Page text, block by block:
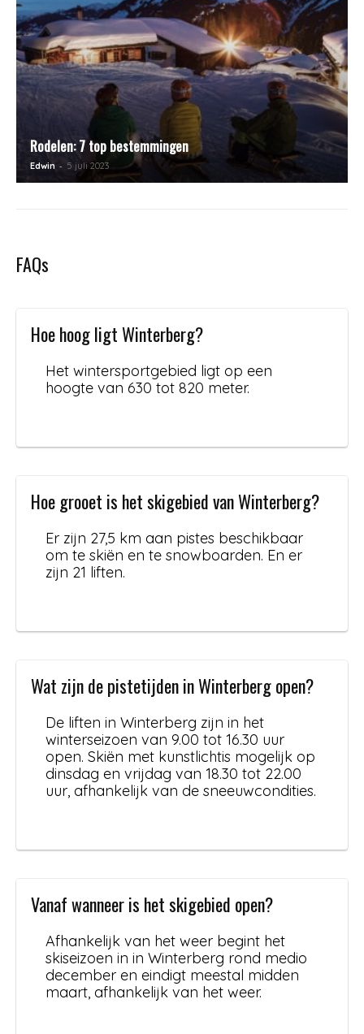
Rodelen: 7 top bestemmingen
Edwin - 5 juli 2023
FAQs
Hoe hoog ligt Winterberg?
Het wintersportgebied ligt op een
hoogte van 630 tot 820 meter.
Hoe grooet is het skigebied van Winterberg?
Er zijn 27,5 km aan pistes beschikbaar
om te skiën en te snowboarden. En er
zijn 21 liften.
Wat zijn de pistetijden in Winterberg open?
De liften in Winterberg zijn in het
winterseizoen van 9.00 tot 16.30 uur
open. Skiën met kunstlichtis mogelijk op
dinsdag en vrijdag van 18.30 tot 22.00
uur, afhankelijk van de sneeuwcondities.
Vanaf wanneer is het skigebied open?
Afhankelijk van het weer begint het
skiseizoen in in Winterberg rond medio
december en eindigt meestal midden
maart, afhankelijk van het weer.